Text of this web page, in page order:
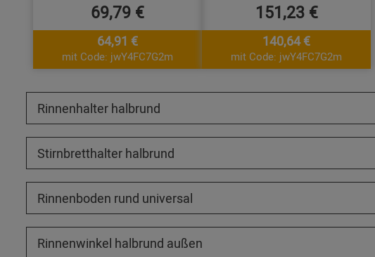
69,79 €
64,91 €
mit Code: jwY4FC7G2m
151,23 €
140,64 €
mit Code: jwY4FC7G2m
Rinnenhalter halbrund
Stirnbretthalter halbrund
Rinnenboden rund universal
Rinnenwinkel halbrund außen